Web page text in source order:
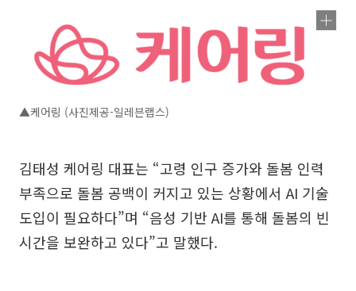
▲케어링 (사진제공-일레븐랩스)
김태성 케어링 대표는 “고령 인구 증가와 돌봄 인력
부족으로 돌봄 공백이 커지고 있는 상황에서 AI 기술
도입이 필요하다”며 “음성 기반 AI를 통해 돌봄의 빈
시간을 보완하고 있다”고 말했다.